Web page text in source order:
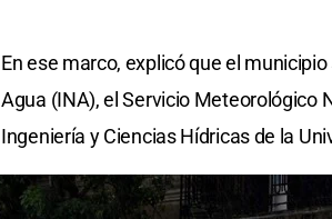
En ese marco, explicó que el
Agua (INA), el Servicio Meteorológico
Ingeniería y Ciencias Hídricas de la